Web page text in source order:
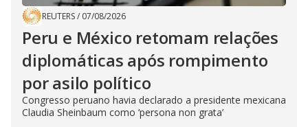
REUTERS/ 07/08/2026
Peru e México retomam relações
diplomáticas após rompimento
por asilo político
Congresso peruano havia declarado a presidente mexicana
Claudia Sheinbaum como ‘persona non grata’